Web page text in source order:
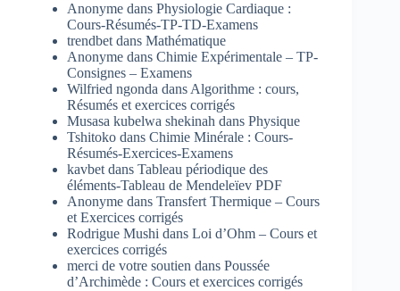
Anonyme dans Physiologie Cardiaque :
Cours-Résumés-TP-TD-Examens
trendbet dans Mathématique
Anonyme dans Chimie Expérimentale – TP-
Consignes – Examens
Wilfried ngonda dans Algorithme : cours,
Résumés et exercices corrigés
Musasa kubelwa shekinah dans Physique
Tshitoko dans Chimie Minérale : Cours-
Résumés-Exercices-Examens
kavbet dans Tableau périodique des
éléments-Tableau de Mendeleïev PDF
Anonyme dans Transfert Thermique – Cours
et Exercices corrigés
Rodrigue Mushi dans Loi d’Ohm – Cours et
exercices corrigés
merci de votre soutien dans Poussée
d’Archimède : Cours et exercices corrigés